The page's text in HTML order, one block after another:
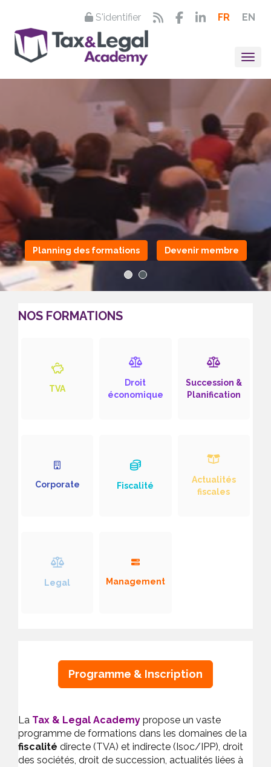
S'identifier FR EN
Planning des formations Devenir membre
1 2
NOS FORMATIONS
TVA
Droit
économique
Succession &
Planification
Corporate Fiscalité
Actualités
fiscales
Legal Management
Programme & Inscription
La Tax & Legal Academy propose un vaste
programme de formations dans les domaines de la
fiscalité directe (TVA) et indirecte (Isoc/IPP), droit
des sociétés, droit de succession, actualités liées à